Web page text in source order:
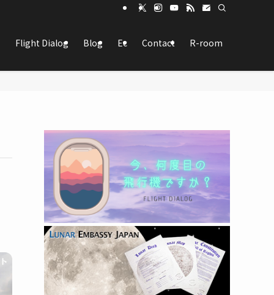
Flight Dialog Blog Ec Contact R-room